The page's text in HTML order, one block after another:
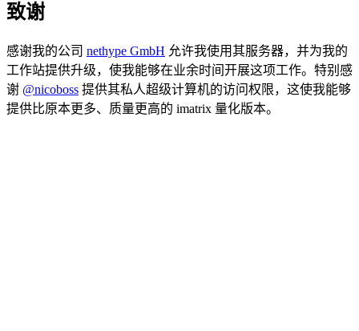
致谢
感谢我的公司 nethype GmbH 允许我使用其服务器，并为我的
工作站提供升级，使我能够在业余时间开展这项工作。特别感
谢 @nicoboss 提供其私人超级计算机的访问权限，这使我能够
提供比原本更多、质量更高的 imatrix 量化版本。